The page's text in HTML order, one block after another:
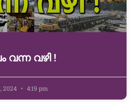
വന്ന വഴി !
2024 4:19 pm